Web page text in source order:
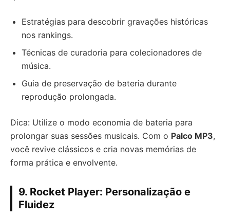
Estratégias para descobrir gravações históricas
nos rankings.
Técnicas de curadoria para colecionadores de
música.
Guia de preservação de bateria durante
reprodução prolongada.
Dica: Utilize o modo economia de bateria para
prolongar suas sessões musicais. Com o Palco MP3,
você revive clássicos e cria novas memórias de
forma prática e envolvente.
9. Rocket Player: Personalização e
Fluidez